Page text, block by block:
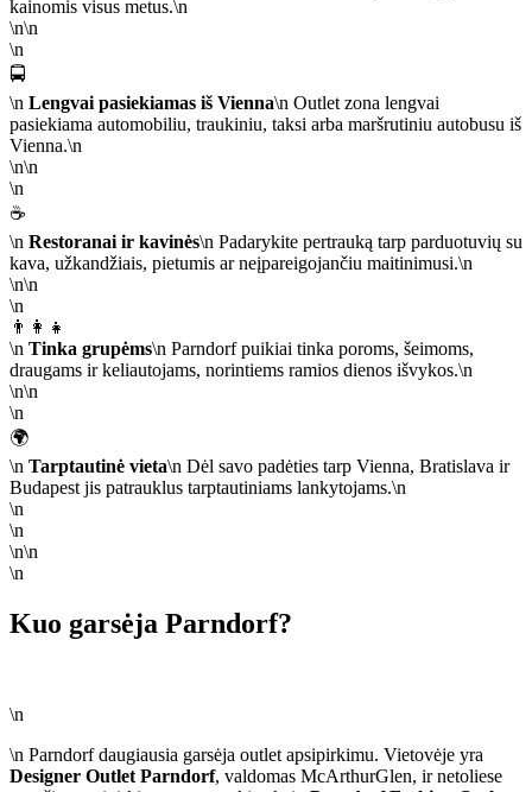
kainomis visus metus.\n
\n\n
\n
🚍
\n Lengvai pasiekiamas iš Vienna\n Outlet zona lengvai
pasiekiama automobiliu, traukiniu, taksi arba maršrutiniu autobusu iš
Vienna.\n
\n\n
\n
☕
\n Restoranai ir kavinės\n Padarykite pertrauką tarp parduotuvių su
kava, užkandžiais, pietumis ar neįpareigojančiu maitinimusi.\n
\n\n
\n
👨‍👩‍👧
\n Tinka grupėms\n Parndorf puikiai tinka poroms, šeimoms,
draugams ir keliautojams, norintiems ramios dienos išvykos.\n
\n\n
\n
🌍
\n Tarptautinė vieta\n Dėl savo padėties tarp Vienna, Bratislava ir
Budapest jis patrauklus tarptautiniams lankytojams.\n
\n
\n
\n\n
\n
Kuo garsėja Parndorf?
\n
\n Parndorf daugiausia garsėja outlet apsipirkimu. Vietovėje yra
Designer Outlet Parndorf, valdomas McArthurGlen, ir netoliese